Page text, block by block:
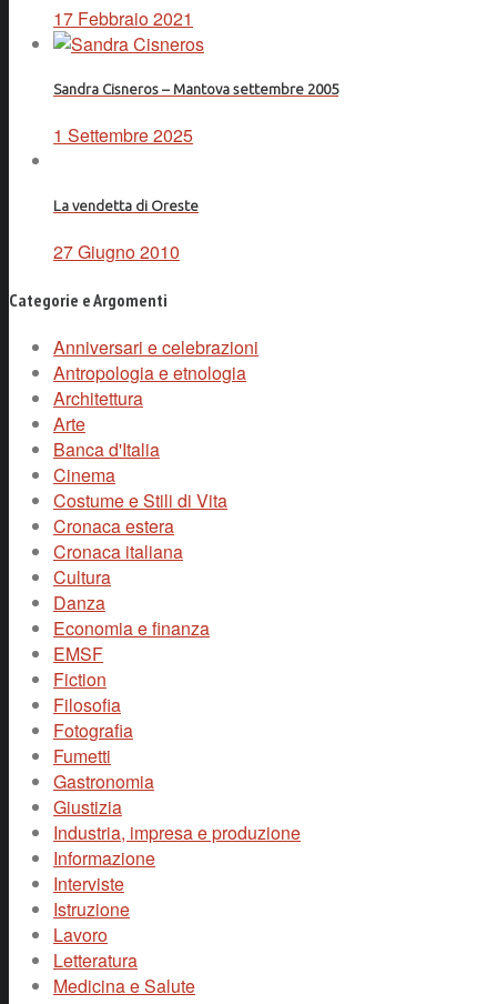
17 Febbraio 2021
Sandra Cisneros – Mantova settembre 2005
1 Settembre 2025
La vendetta di Oreste
27 Giugno 2010
Categorie e Argomenti
Anniversari e celebrazioni
Antropologia e etnologia
Architettura
Arte
Banca d'Italia
Cinema
Costume e Stili di Vita
Cronaca estera
Cronaca italiana
Cultura
Danza
Economia e finanza
EMSF
Fiction
Filosofia
Fotografia
Fumetti
Gastronomia
Giustizia
Industria, impresa e produzione
Informazione
Interviste
Istruzione
Lavoro
Letteratura
Medicina e Salute